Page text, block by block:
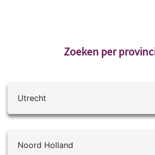
Zoeken per
Utrecht
Noord Holland